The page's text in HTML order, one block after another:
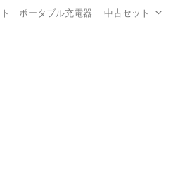
ソーラーパネル 100W コンパクト ポータブル充電器 中古セット